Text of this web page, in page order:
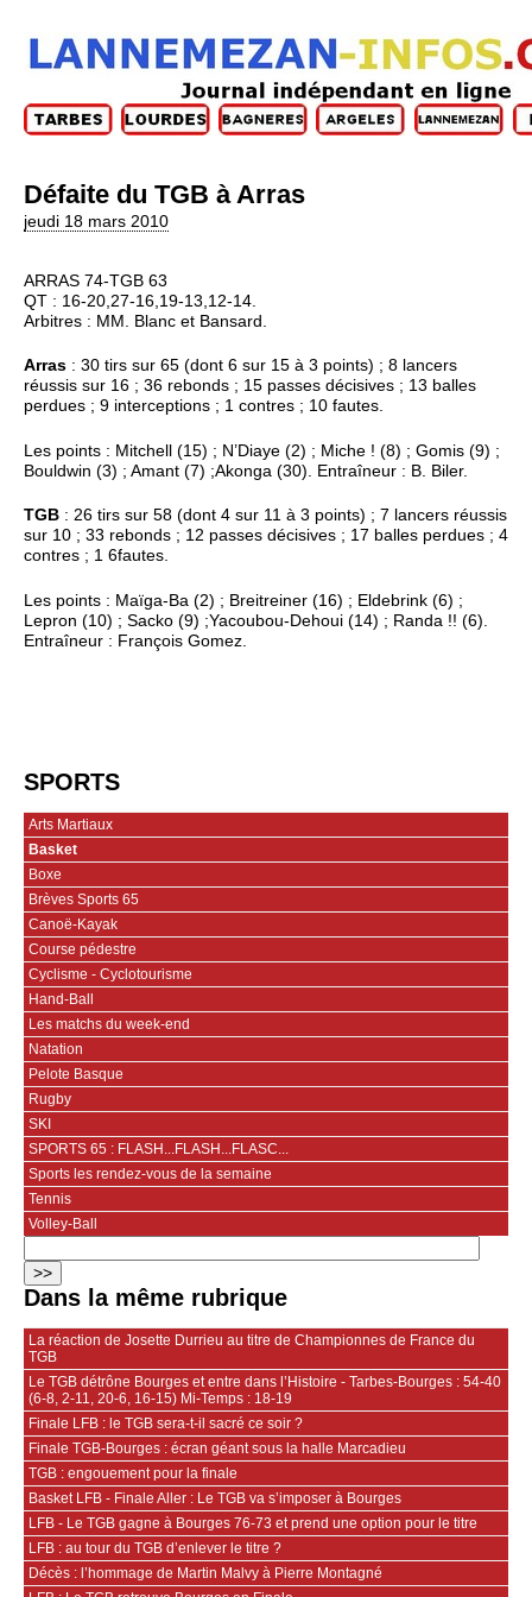
Défaite du TGB à Arras
jeudi 18 mars 2010
ARRAS 74-TGB 63
QT : 16-20,27-16,19-13,12-14.
Arbitres : MM. Blanc et Bansard.
Arras : 30 tirs sur 65 (dont 6 sur 15 à 3 points) ; 8 lancers
réussis sur 16 ; 36 rebonds ; 15 passes décisives ; 13 balles
perdues ; 9 interceptions ; 1 contres ; 10 fautes.
Les points : Mitchell (15) ; N’Diaye (2) ; Miche ! (8) ; Gomis (9) ;
Bouldwin (3) ; Amant (7) ;Akonga (30). Entraîneur : B. Biler.
TGB : 26 tirs sur 58 (dont 4 sur 11 à 3 points) ; 7 lancers réussis
sur 10 ; 33 rebonds ; 12 passes décisives ; 17 balles perdues ; 4
contres ; 1 6fautes.
Les points : Maïga-Ba (2) ; Breitreiner (16) ; Eldebrink (6) ;
Lepron (10) ; Sacko (9) ;Yacoubou-Dehoui (14) ; Randa !! (6).
Entraîneur : François Gomez.
SPORTS
Arts Martiaux
Basket
Boxe
Brèves Sports 65
Canoë-Kayak
Course pédestre
Cyclisme - Cyclotourisme
Hand-Ball
Les matchs du week-end
Natation
Pelote Basque
Rugby
SKI
SPORTS 65 : FLASH...FLASH...FLASC...
Sports les rendez-vous de la semaine
Tennis
Volley-Ball
Dans la même rubrique
La réaction de Josette Durrieu au titre de Championnes de France du
TGB
Le TGB détrône Bourges et entre dans l’Histoire - Tarbes-Bourges : 54-40
(6-8, 2-11, 20-6, 16-15) Mi-Temps : 18-19
Finale LFB : le TGB sera-t-il sacré ce soir ?
Finale TGB-Bourges : écran géant sous la halle Marcadieu
TGB : engouement pour la finale
Basket LFB - Finale Aller : Le TGB va s’imposer à Bourges
LFB - Le TGB gagne à Bourges 76-73 et prend une option pour le titre
LFB : au tour du TGB d’enlever le titre ?
Décès : l’hommage de Martin Malvy à Pierre Montagné